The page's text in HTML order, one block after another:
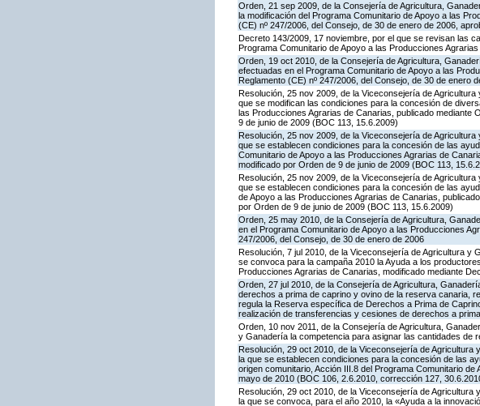
Orden, 21 sep 2009, de la Consejería de Agricultura,
la modificación del Programa Comunitario de Apoyo a las
(CE) nº 247/2006, del Consejo, de 30 de enero de 2006,
Decreto 143/2009, 17 noviembre, por el que se revisan las
Programa Comunitario de Apoyo a las Producciones
Orden, 19 oct 2010, de la Consejería de Agricultura,
efectuadas en el Programa Comunitario de Apoyo a las
Reglamento (CE) nº 247/2006, del Consejo, de 30 de enero
Resolución, 25 nov 2009, de la Viceconsejería de
que se modifican las condiciones para la concesión de
las Producciones Agrarias de Canarias, publicado
9 de junio de 2009 (BOC 113, 15.6.2009)
Resolución, 25 nov 2009, de la Viceconsejería de
que se establecen condiciones para la concesión de las
Comunitario de Apoyo a las Producciones Agrarias de
modificado por Orden de 9 de junio de 2009 (BOC 113,
Resolución, 25 nov 2009, de la Viceconsejería de
que se establecen condiciones para la concesión de las
de Apoyo a las Producciones Agrarias de Canarias,
por Orden de 9 de junio de 2009 (BOC 113, 15.6.2009)
Orden, 25 may 2010, de la Consejería de Agricultura,
en el Programa Comunitario de Apoyo a las Producciones
247/2006, del Consejo, de 30 de enero de 2006
Resolución, 7 jul 2010, de la Viceconsejería de Agricultura
se convoca para la campaña 2010 la Ayuda a los
Producciones Agrarias de Canarias, modificado mediante
Orden, 27 jul 2010, de la Consejería de Agricultura,
derechos a prima de caprino y ovino de la reserva canaria,
regula la Reserva específica de Derechos a Prima de
realización de transferencias y cesiones de derechos a
Orden, 10 nov 2011, de la Consejería de Agricultura,
y Ganadería la competencia para asignar las cantidades de
Resolución, 29 oct 2010, de la Viceconsejería de
la que se establecen condiciones para la concesión de las
origen comunitario, Acción III.8 del Programa Comunitario
mayo de 2010 (BOC 106, 2.6.2010, corrección 127,
Resolución, 29 oct 2010, de la Viceconsejería de
la que se convoca, para el año 2010, la «Ayuda a la